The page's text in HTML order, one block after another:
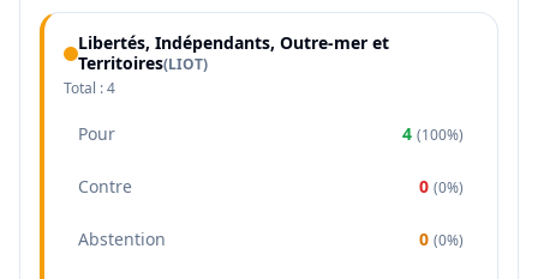
Libertés, Indépendants, Outre-mer et
Territoires(LIOT)
Total :4
Pour 4 (100%)
Contre 0 (0%)
Abstention 0 (0%)